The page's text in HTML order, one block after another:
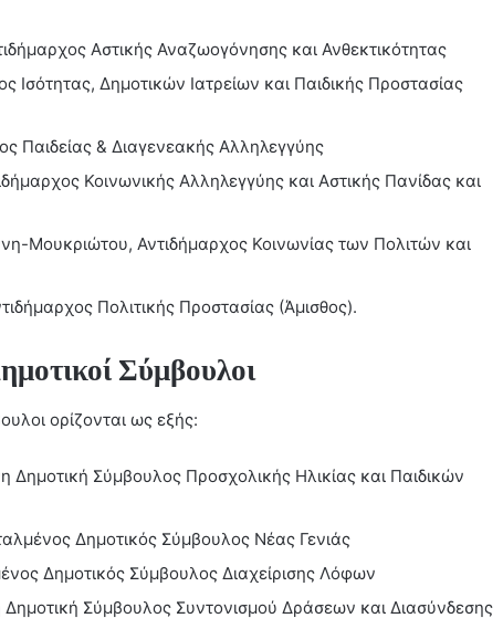
Αστικής Αναζωογόνησης και Ανθεκτικότητας
Ισότητας, Δημοτικών Ιατρείων και Παιδικής Προστασίας
Παιδείας & Διαγενεακής Αλληλεγγύης
Κοινωνικής Αλληλεγγύης και Αστικής Πανίδας και
Μουκριώτου, Αντιδήμαρχος Κοινωνίας των Πολιτών και
Πολιτικής Προστασίας (Άμισθος).
Σύμβουλοι
ορίζονται ως εξής:
Δημοτική Σύμβουλος Προσχολικής Ηλικίας και Παιδικών
Δημοτικός Σύμβουλος Νέας Γενιάς
Δημοτικός Σύμβουλος Διαχείρισης Λόφων
Σύμβουλος Συντονισμού Δράσεων και Διασύνδεσης